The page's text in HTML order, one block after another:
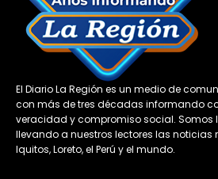
El Diario La Región es un medio de
con más de tres décadas informando
veracidad y compromiso social. Somos
llevando a nuestros lectores las noticias
Iquitos, Loreto, el Perú y el mundo.